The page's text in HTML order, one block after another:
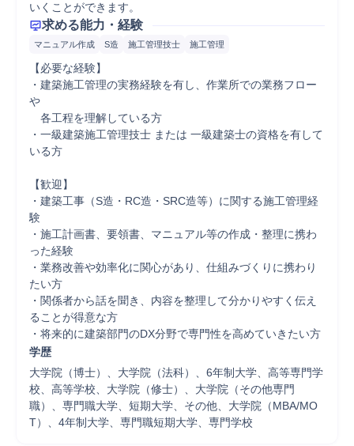
いくことができます。
求める能力・経験
マニュアル作成 S造 施工管理技士 施工管理
【必要な経験】
・建築施工管理の実務経験を有し、作業所での業務フロー
や
各工程を理解している方
・一級建築施工管理技士 または 一級建築士の資格を有して
いる方
【歓迎】
・建築工事（S造・RC造・SRC造等）に関する施工管理経
験
・施工計画書、要領書、マニュアル等の作成・整理に携わ
った経験
・業務改善や効率化に関心があり、仕組みづくりに携わり
たい方
・関係者から話を聞き、内容を整理して分かりやすく伝え
ることが得意な方
・将来的に建築部門のDX分野で専門性を高めていきたい方
学歴
大学院（博士）、大学院（法科）、6年制大学、高等専門学
校、高等学校、大学院（修士）、大学院（その他専門
職）、専門職大学、短期大学、その他、大学院（MBA/MO
T）、4年制大学、専門職短期大学、専門学校